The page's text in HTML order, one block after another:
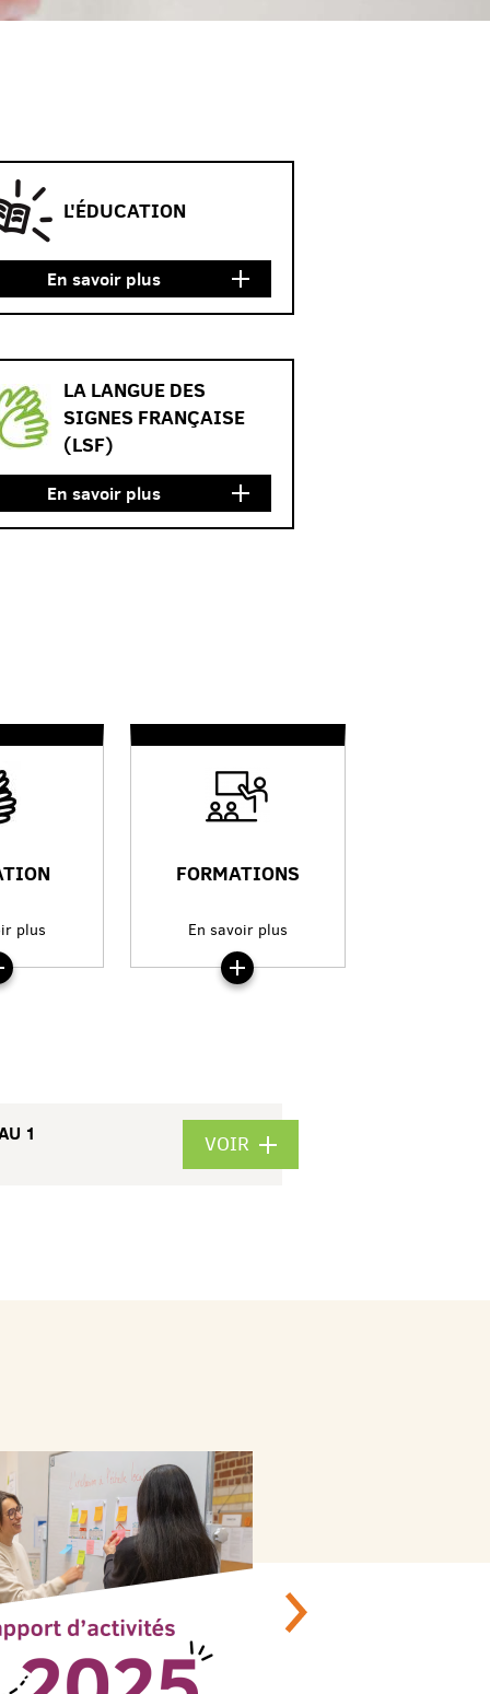
L'ÉDUCATION
En savoir plus
LA LANGUE DES
SIGNES FRANÇAISE
(LSF)
En savoir plus
plus
FORMATIONS
En savoir plus
1 VOIR